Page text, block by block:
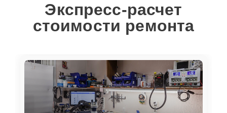
Экспресс-расчет
стоимости ремонта